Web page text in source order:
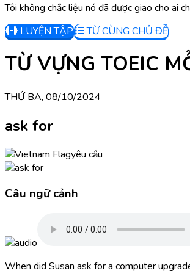
Tôi không chắc liệu nó đã được giao cho ai
LUYỆN TẬP
TỪ CÙNG CHỦ ĐỀ
TỪ VỰNG TOEIC
THỨ BA, 08/10/2024
ask for
yêu cầu
Câu ngữ cảnh
When did Susan ask for a computer